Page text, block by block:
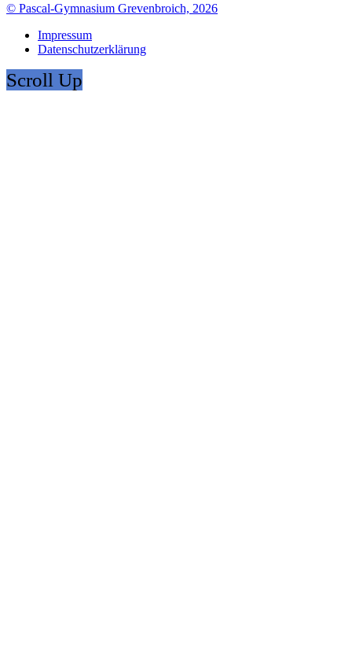
© Pascal-Gymnasium Grevenbroich, 2026
Impressum
Datenschutzerklärung
Scroll Up